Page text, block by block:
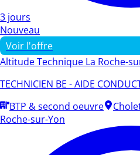
3 jours
Nouveau
Voir l'offre
Altitude Technique La Roche-
TECHNICIEN BE - AIDE
BTP & second oeuvre
Roche-sur-Yon